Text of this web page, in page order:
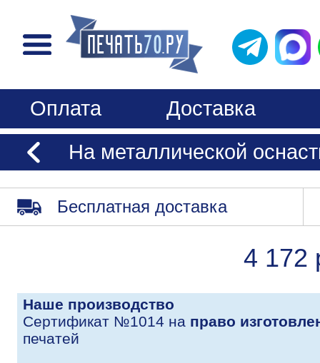
Оплата
Доставка
На металлической
Бесплатная доставка
4 172
Наше производство
Сертификат №1014 на право
печатей